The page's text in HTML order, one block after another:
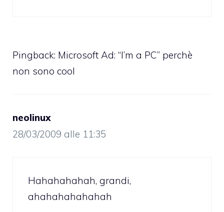
Pingback: Microsoft Ad: “I’m a PC” perchè
non sono cool
neolinux
28/03/2009 alle 11:35
Hahahahahah, grandi,
ahahahahahahah